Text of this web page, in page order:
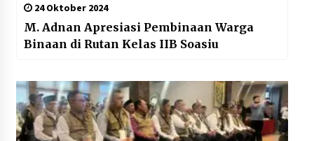
24 Oktober 2024
M. Adnan Apresiasi Pembinaan Warga
Binaan di Rutan Kelas IIB Soasiu